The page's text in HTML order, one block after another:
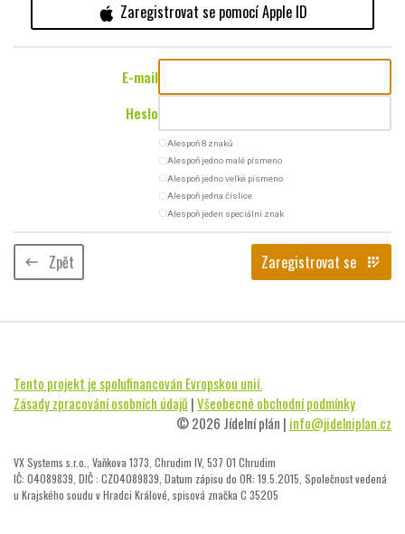
Zaregistrovat se pomocí Apple ID
E-mail
Heslo
radio_button_uncheckedAlespoň 8 znaků
radio_button_uncheckedAlespoň jedno malé písmeno
radio_button_uncheckedAlespoň jedno velké písmeno
radio_button_uncheckedAlespoň jedna číslice
radio_button_uncheckedAlespoň jeden speciální znak
keyboard_backspace Zpět Zaregistrovat se app_registration
Tento projekt je spolufinancován Evropskou unií.
Zásady zpracování osobních údajů |Všeobecné obchodní podmínky
© 2026 Jídelní plán | info@jidelniplan.cz
VX Systems s.r.o., Vaňkova 1373, Chrudim IV, 537 01 Chrudim
IČ: 04089839, DIČ : CZ04089839, Datum zápisu do OR: 19.5.2015, Společnost vedená
u Krajského soudu v Hradci Králové, spisová značka C 35205